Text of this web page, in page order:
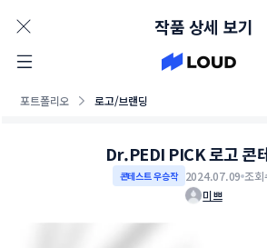
포트폴리오 로고/브랜딩
작품 상세 보기
Dr.PEDI PICK 로고 콘
콘테스트 우승작 2024.07.09 조
미쁘